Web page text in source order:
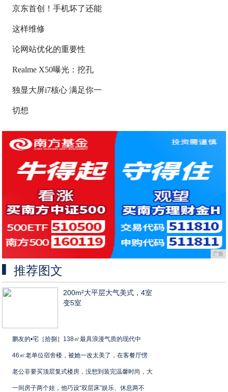
京东首创！手机坏了还能
这样维修
论网站优化的重要性
Realme X50曝光：挖孔
独显大屏i7核心 满足你一
切想
广告
推荐图文
200m²大平层大气美式，4室
变5室
鹏友的•宅［拾捌］138㎡最具浪漫气质的现代中
46㎡老单位宿舍楼，被她一改太美了，在客餐厅愣
老公非要买顶层复式楼房，没想到装完温馨时尚，大
一间房子两个娃，他巧设“双层床”娱乐、休息两不